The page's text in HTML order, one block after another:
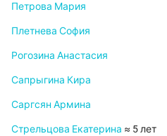
Петрова Мария
Плетнева София
Рогозина Анастасия
Сапрыгина Кира
Саргсян Армина
Стрельцова Екатерина ≈ 5 лет